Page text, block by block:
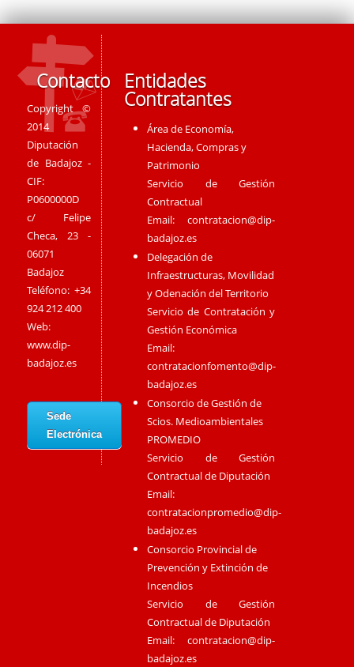
Contacto
Copyright ©
2014
Diputación
de Badajoz -
CIF:
P0600000D
c/ Felipe
Checa, 23 -
06071
Badajoz
Teléfono: +34
924 212 400
Web:
www.dip-
badajoz.es
Sede
Electrónica
Entidades
Contratantes
Área de Economía,
Hacienda, Compras y
Patrimonio
Servicio de Gestión
Contractual
Email:contratacion@dip-
badajoz.es
Delegación de
Infraestructuras, Movilidad
y Odenación del Territorio
Servicio de Contratación y
Gestión Económica
Email:
contratacionfomento@dip-
badajoz.es
Consorcio de Gestión de
Scios. Medioambientales
PROMEDIO
Servicio de Gestión
Contractual de Diputación
Email:
contratacionpromedio@dip-
badajoz.es
Consorcio Provincial de
Prevención y Extinción de
Incendios
Servicio de Gestión
Contractual de Diputación
Email:contratacion@dip-
badajoz.es